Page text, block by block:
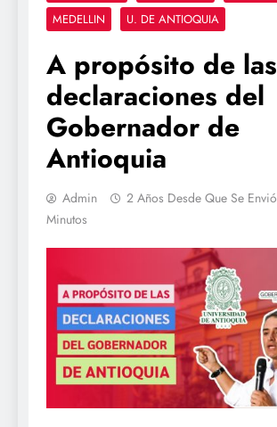
MEDELLIN
U. DE ANTIOQUIA
A propósito de las
declaraciones del
Gobernador de
Antioquia
Admin 2 Años Desde Que Se Envió
Minutos